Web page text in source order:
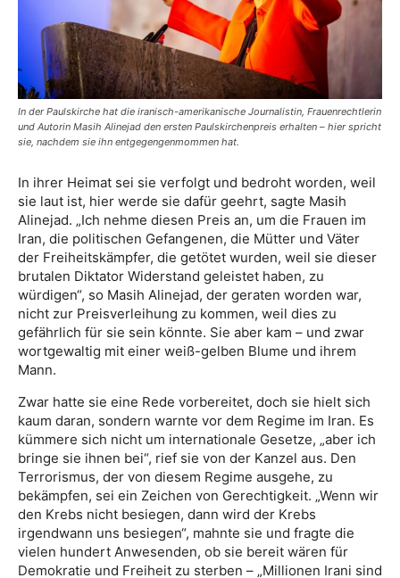
In der Paulskirche hat die iranisch-amerikanische Journalistin, Frauenrechtlerin
und Autorin Masih Alinejad den ersten Paulskirchenpreis erhalten – hier spricht
sie, nachdem sie ihn entgegengenmommen hat.
In ihrer Heimat sei sie verfolgt und bedroht worden, weil
sie laut ist, hier werde sie dafür geehrt, sagte Masih
Alinejad. „Ich nehme diesen Preis an, um die Frauen im
Iran, die politischen Gefangenen, die Mütter und Väter
der Freiheitskämpfer, die getötet wurden, weil sie dieser
brutalen Diktator Widerstand geleistet haben, zu
würdigen“, so Masih Alinejad, der geraten worden war,
nicht zur Preisverleihung zu kommen, weil dies zu
gefährlich für sie sein könnte. Sie aber kam – und zwar
wortgewaltig mit einer weiß-gelben Blume und ihrem
Mann.
Zwar hatte sie eine Rede vorbereitet, doch sie hielt sich
kaum daran, sondern warnte vor dem Regime im Iran. Es
kümmere sich nicht um internationale Gesetze, „aber ich
bringe sie ihnen bei“, rief sie von der Kanzel aus. Den
Terrorismus, der von diesem Regime ausgehe, zu
bekämpfen, sei ein Zeichen von Gerechtigkeit. „Wenn wir
den Krebs nicht besiegen, dann wird der Krebs
irgendwann uns besiegen“, mahnte sie und fragte die
vielen hundert Anwesenden, ob sie bereit wären für
Demokratie und Freiheit zu sterben – „Millionen Irani sind